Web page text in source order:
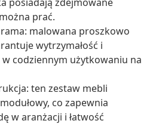
prać.
malowana proszkowo
wytrzymałość i
codziennym użytkowaniu na
ten zestaw mebli
co zapewnia
w aranżacji i łatwość